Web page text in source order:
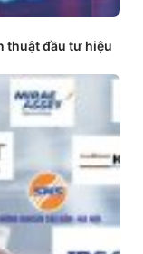
thuật đầu tư hiệu